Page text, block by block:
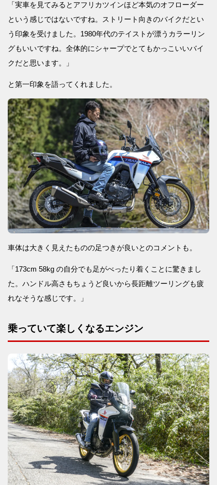
「実車を見てみるとアフリカツインほど本気のオフローダー
という感じではないですね。ストリート向きのバイクだとい
う印象を受けました。1980年代のテイストが漂うカラーリン
グもいいですね。全体的にシャープでとてもかっこいいバイ
クだと思います。」
と第一印象を語ってくれました。
車体は大きく見えたものの足つきが良いとのコメントも。
「173cm 58kg の自分でも足がべったり着くことに驚きまし
た。ハンドル高さもちょうど良いから長距離ツーリングも疲
れなそうな感じです。」
乗っていて楽しくなるエンジン